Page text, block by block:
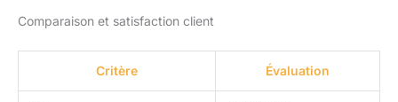
légumes frais ou
facilement la vitesse pour
obtenir une variété de
textures. Vous pouvez
Comparaison et satisfaction client
Critère Évaluation